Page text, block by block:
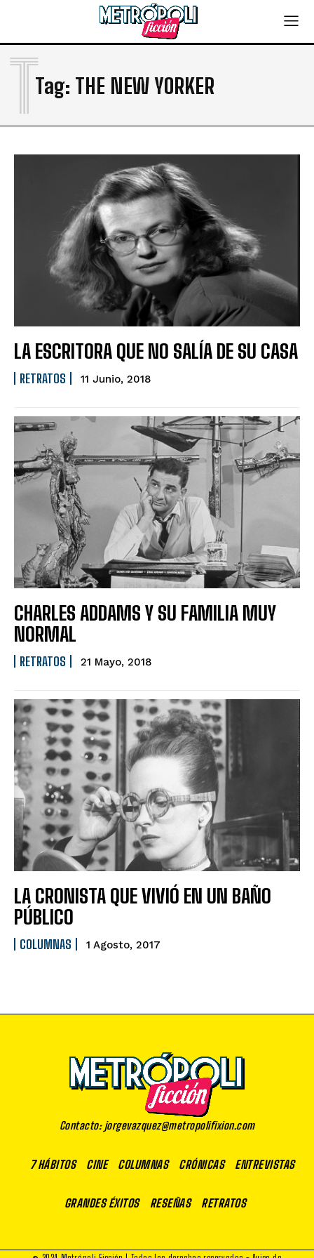
Tag: THE NEW YORKER
T
LA ESCRITORA QUE NO SALÍA DE SU CASA
RETRATOS 11 Junio, 2018
CHARLES ADDAMS Y SU FAMILIA MUY
NORMAL
RETRATOS 21 Mayo, 2018
LA CRONISTA QUE VIVIÓ EN UN BAÑO
PÚBLICO
COLUMNAS 1 Agosto, 2017
Contacto: jorgevazquez@metropolifixion.com
7 HÁBITOS CINE COLUMNAS CRÓNICAS ENTREVISTAS
GRANDES ÉXITOS RESEÑAS RETRATOS